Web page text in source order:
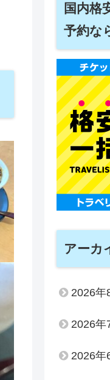
国内格
予約な
アーカ
2026年
2026年
2026年